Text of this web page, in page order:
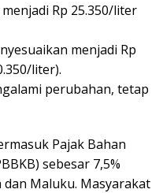
Rp 25.350/liter
menjadi Rp
liter).
perubahan, tetap
Pajak Bahan
sebesar 7,5%
Maluku. Masyarakat